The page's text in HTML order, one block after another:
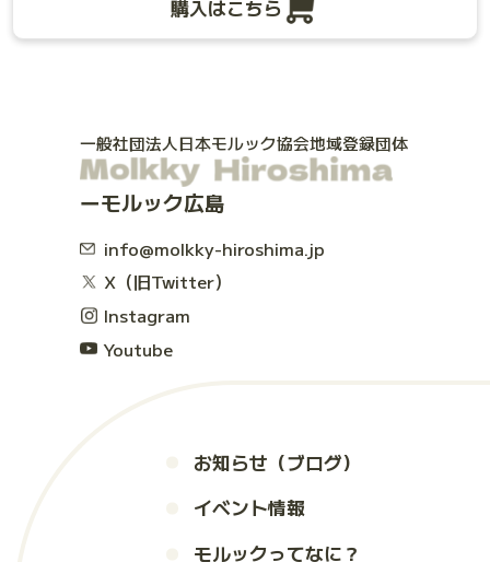
購入はこちら
一般社団法人日本モルック協会地域登録団体
モルック広島
info@molkky-hiroshima.jp
X（旧Twitter）
Instagram
Youtube
お知らせ（ブログ）
イベント情報
モルックってなに？